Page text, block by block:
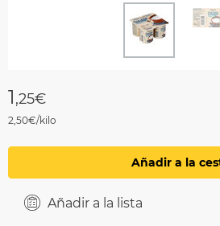
1,25€
2,50€/kilo
Añadir a la
Añadir a la lista